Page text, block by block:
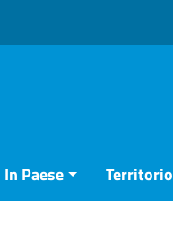
In Paese Territorio